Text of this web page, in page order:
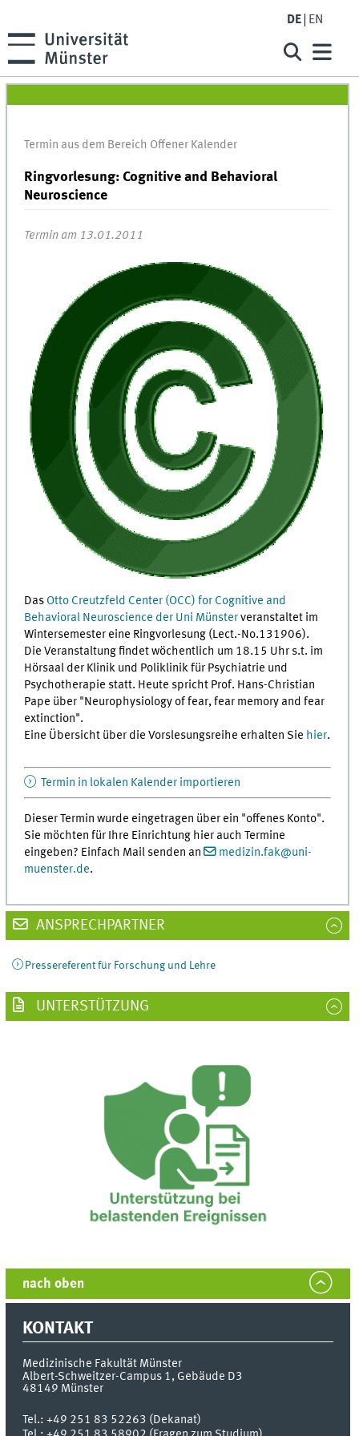
DE EN
Termin aus dem Bereich Offener Kalender
Ringvorlesung: Cognitive and Behavioral
Neuroscience
Termin am 13.01.2011
Das Otto Creutzfeld Center (OCC) for Cognitive and
Behavioral Neuroscience der Uni Münsterveranstaltet im
Wintersemester eine Ringvorlesung (Lect.-No.131906).
Die Veranstaltung findet wöchentlich um 18.15 Uhr s.t. im
Hörsaal der Klinik und Poliklinik für Psychiatrie und
Psychotherapie statt. Heute spricht Prof. Hans-Christian
Pape über "Neurophysiology of fear, fear memory and fear
extinction".
Eine Übersicht über die Vorslesungsreihe erhalten Sie hier.
Termin in lokalen Kalender importieren
Dieser Termin wurde eingetragen über ein "offenes Konto".
Sie möchten für Ihre Einrichtung hier auch Termine
eingeben? Einfach Mail senden an
medizin.fak@uni-
muenster.de.
ANSPRECHPARTNER
Pressereferent für Forschung und Lehre
UNTERSTÜTZUNG
nach oben
KONTAKT
Medizinische Fakultät Münster
Albert-Schweitzer-Campus 1, Gebäude D3
48149 Münster
Tel.:+49 251 83 52263 (Dekanat)